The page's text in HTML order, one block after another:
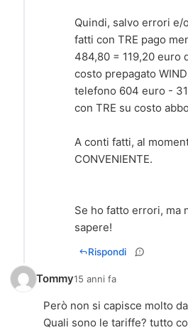
Quindi, salvo errori e/
fatti con TRE pago
484,80 = 119,20 euro
costo prepagato
telefono 604 euro -
con TRE su costo
A conti fatti, al
CONVENIENTE.
Se ho fatto errori, ma
sapere!
Rispondi
Tommy15 anni fa
Però non si capisce molto
Quali sono le tariffe? tutto